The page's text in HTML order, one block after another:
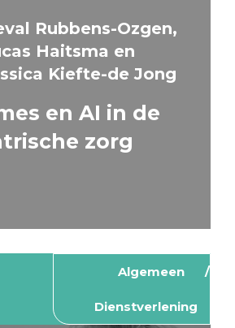
Rubbens-Ozgen,
Haitsma en
Kiefte-de Jong
en AI in de
zorg
Algemeen
Dienstverlening